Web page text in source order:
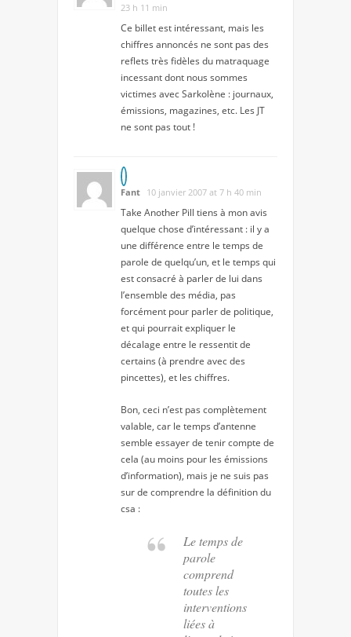
23 h 11 min
Ce billet est intéressant, mais les
chiffres annoncés ne sont pas des
reflets très fidèles du matraquage
incessant dont nous sommes
victimes avec Sarkolène : journaux,
émissions, magazines, etc. Les JT
ne sont pas tout !
Fant 10 janvier 2007 at 7 h 40 min
Take Another Pill tiens à mon avis
quelque chose d’intéressant : il y a
une différence entre le temps de
parole de quelqu’un, et le temps qui
est consacré à parler de lui dans
l’ensemble des média, pas
forcément pour parler de politique,
et qui pourrait expliquer le
décalage entre le ressentit de
certains (à prendre avec des
pincettes), et les chiffres.
Bon, ceci n’est pas complètement
valable, car le temps d’antenne
semble essayer de tenir compte de
cela (au moins pour les émissions
d’information), mais je ne suis pas
sur de comprendre la définition du
csa :
Le temps de
parole
comprend
toutes les
interventions
liées à